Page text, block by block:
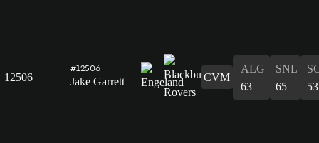
12506
#12506
Jake Garrett CVM
ALG
63
SNL
65
53